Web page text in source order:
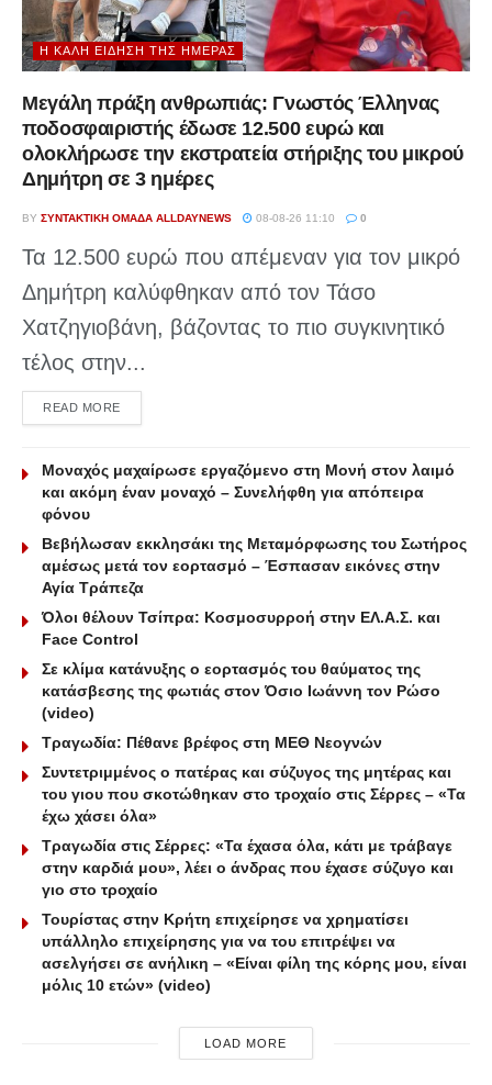
Η ΚΑΛΉ ΕΊΔΗΣΗ ΤΗΣ ΗΜΈΡΑΣ
Μεγάλη πράξη ανθρωπιάς: Γνωστός Έλληνας
ποδοσφαιριστής έδωσε 12.500 ευρώ και
ολοκλήρωσε την εκστρατεία στήριξης του μικρού
Δημήτρη σε 3 ημέρες
BY ΣΥΝΤΑΚΤΙΚΉ ΟΜΆΔΑ ALLDAYNEWS 08-08-26 11:10 0
Τα 12.500 ευρώ που απέμεναν για τον μικρό
Δημήτρη καλύφθηκαν από τον Τάσο
Χατζηγιοβάνη, βάζοντας το πιο συγκινητικό
τέλος στην...
READ MOREDETAILS
Μοναχός μαχαίρωσε εργαζόμενο στη Μονή στον λαιμό
και ακόμη έναν μοναχό – Συνελήφθη για απόπειρα
φόνου
Βεβήλωσαν εκκλησάκι της Μεταμόρφωσης του Σωτήρος
αμέσως μετά τον εορτασμό – Έσπασαν εικόνες στην
Αγία Τράπεζα
Όλοι θέλουν Τσίπρα: Κοσμοσυρροή στην ΕΛ.Α.Σ. και
Face Control
Σε κλίμα κατάνυξης ο εορτασμός του θαύματος της
κατάσβεσης της φωτιάς στον Όσιο Ιωάννη τον Ρώσο
(video)
Τραγωδία: Πέθανε βρέφος στη ΜΕΘ Νεογνών
Συντετριμμένος ο πατέρας και σύζυγος της μητέρας και
του γιου που σκοτώθηκαν στο τροχαίο στις Σέρρες – «Τα
έχω χάσει όλα»
Τραγωδία στις Σέρρες: «Τα έχασα όλα, κάτι με τράβαγε
στην καρδιά μου», λέει ο άνδρας που έχασε σύζυγο και
γιο στο τροχαίο
Τουρίστας στην Κρήτη επιχείρησε να χρηματίσει
υπάλληλο επιχείρησης για να του επιτρέψει να
ασελγήσει σε ανήλικη – «Είναι φίλη της κόρης μου, είναι
μόλις 10 ετών» (video)
LOAD MORE